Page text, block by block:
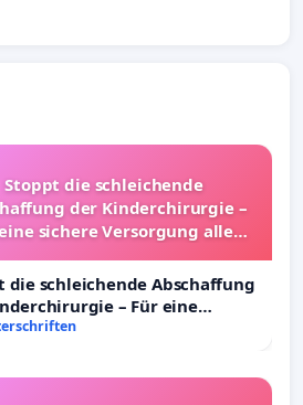
Stoppt die schleichende
der Kinderchirurgie –
sichere Versorgung aller
die schleichende Abschaffung
– Für eine
Versorgung aller Kinder in